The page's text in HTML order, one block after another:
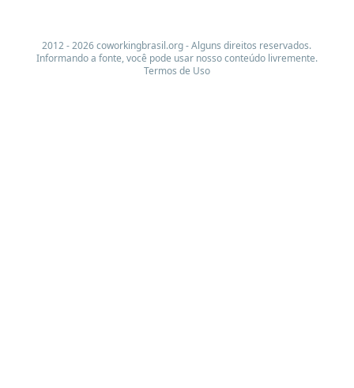
2012 - 2026 coworkingbrasil.org - Alguns direitos reservados.
Informando a fonte, você pode usar nosso conteúdo livremente.
Termos de Uso